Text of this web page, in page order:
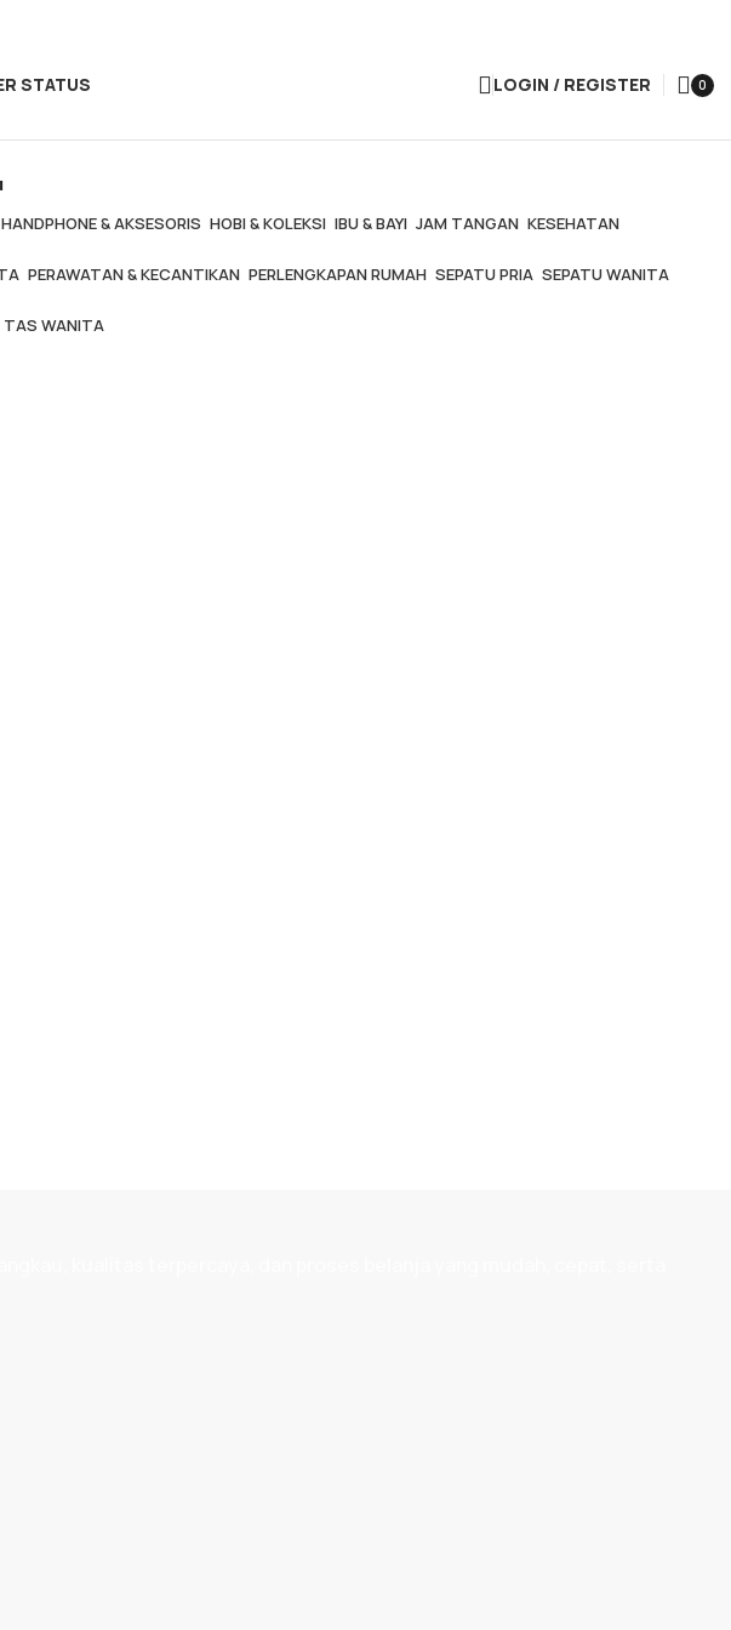
STATUS LOGIN / REGISTER
0
HANDPHONE & AKSESORIS HOBI & KOLEKSI IBU & BAYI JAM TANGAN KESEHATAN
PERAWATAN & KECANTIKAN PERLENGKAPAN RUMAH SEPATU PRIA SEPATU WANITA
TAS WANITA